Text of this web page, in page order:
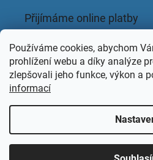
Používáme cookies, abychom
prohlížení webu a díky analýze
zlepšovali jeho funkce, výkon a
informací
Přijímáme online platby
Facebook